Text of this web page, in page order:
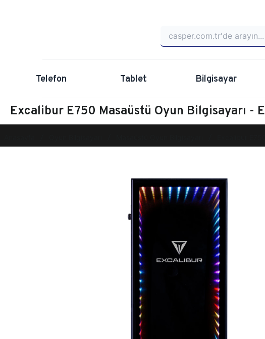
Telefon Tablet Bilgisayar
Excalibur E750 Masaüstü Oyun Bilgisayarı -